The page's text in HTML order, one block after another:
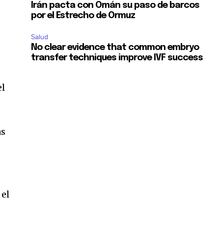
Irán pacta con Omán su paso de barcos
por el Estrecho de Ormuz
Salud
No clear evidence that common embryo
transfer techniques improve IVF success